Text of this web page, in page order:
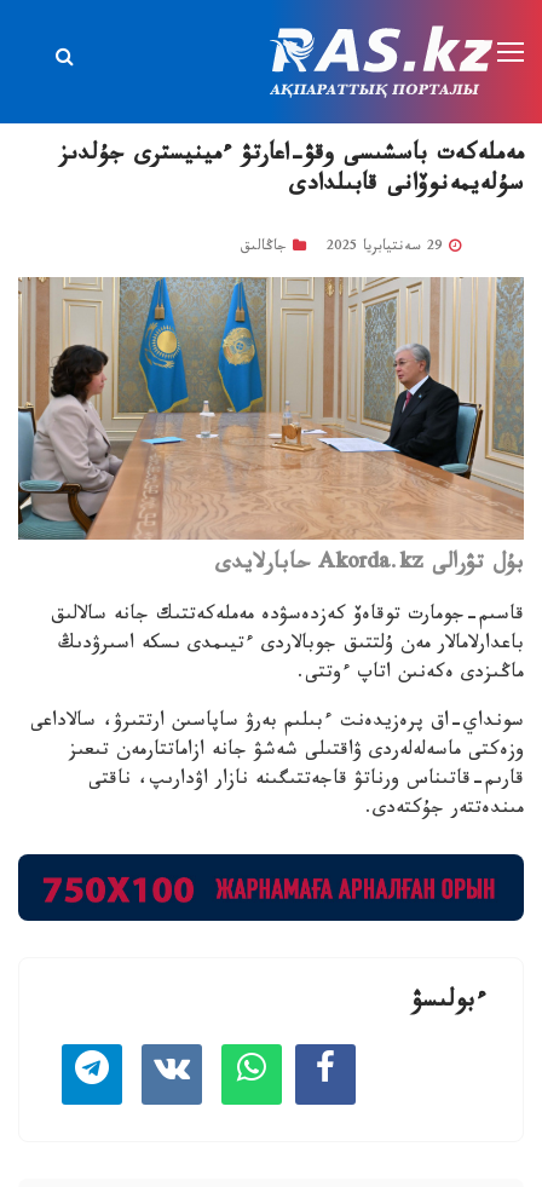
مەملەكەت باسشىسى وقۋ-اعارتۋ ءمينيسترى جۇلدىز
سۇلەيمەنوۆانى قابىلدادى
جاڭالىق
بۇل تۋرالى Akorda.kz حابارلايدى
قاسىم-جومارت توقاەۆ كەزدەسۋدە مەملەكەتتىك جانە سالالىق
باعدارلامالار مەن ۇلتتىق جوبالاردى ءتيىمدى ىسكە اسىرۋدىڭ
ماڭىزدى ەكەنىن اتاپ ءوتتى.
سونداي-اق پرەزيدەنت ءبىلىم بەرۋ ساپاسىن ارتتىرۋ، سالاداعى
وزەكتى ماسەلەلەردى ۋاقتىلى شەشۋ جانە ازاماتتارمەن تىعىز
قارىم-قاتىناس ورناتۋ قاجەتتىگىنە نازار اۋدارىپ، ناقتى
مىندەتتەر جۇكتەدى.
ءبولىسۋ